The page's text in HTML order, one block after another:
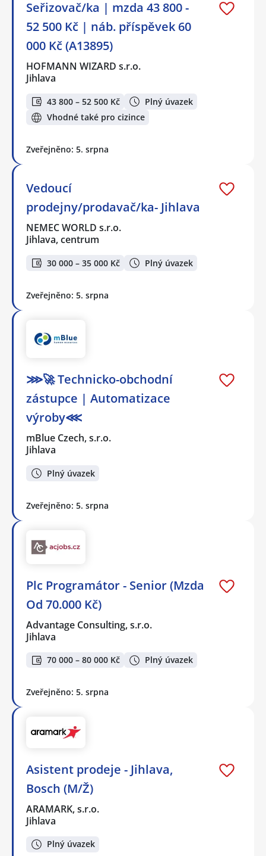
Seřizovač/ka | mzda 43 800 -
52 500 Kč | náb. příspěvek 60
000 Kč (A13895)
HOFMANN WIZARD s.r.o.
Jihlava
43 800 – 52 500 Kč
Plný úvazek
Vhodné také pro cizince
Zveřejněno: 5. srpna
Vedoucí
prodejny/prodavač/ka- Jihlava
NEMEC WORLD s.r.o.
Jihlava, centrum
30 000 – 35 000 Kč Plný úvazek
Zveřejněno: 5. srpna
⋙🚀 Technicko-obchodní
zástupce | Automatizace
výroby⋘
mBlue Czech, s.r.o.
Jihlava
Plný úvazek
Zveřejněno: 5. srpna
Plc Programátor - Senior (Mzda
Od 70.000 Kč)
Advantage Consulting, s.r.o.
Jihlava
70 000 – 80 000 Kč Plný úvazek
Zveřejněno: 5. srpna
Asistent prodeje - Jihlava,
Bosch (M/Ž)
ARAMARK, s.r.o.
Jihlava
Plný úvazek